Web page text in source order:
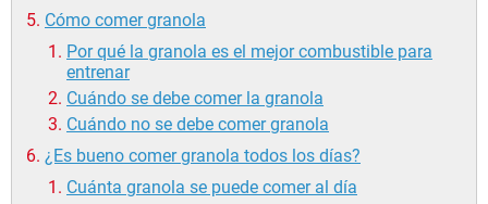
Cómo comer granola
Por qué la granola es el mejor combustible para
entrenar
Cuándo se debe comer la granola
Cuándo no se debe comer granola
¿Es bueno comer granola todos los días?
Cuánta granola se puede comer al día